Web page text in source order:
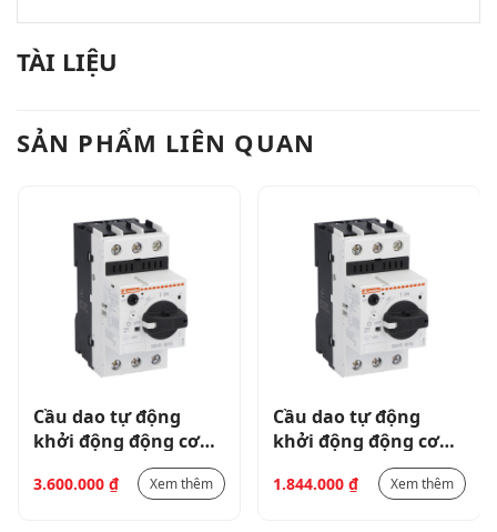
TÀI LIỆU
SẢN PHẨM LIÊN QUAN
Cầu dao tự động
khởi động động cơ
loại SM1P 50KA Dải
30-40A _ SM1R4000
3.600.000 ₫ Xem thêm
Cầu dao tự động
khởi động động cơ
loại SM1P 100KA Dải
9-14A _ SM1R1400
1.844.000 ₫ Xem thêm